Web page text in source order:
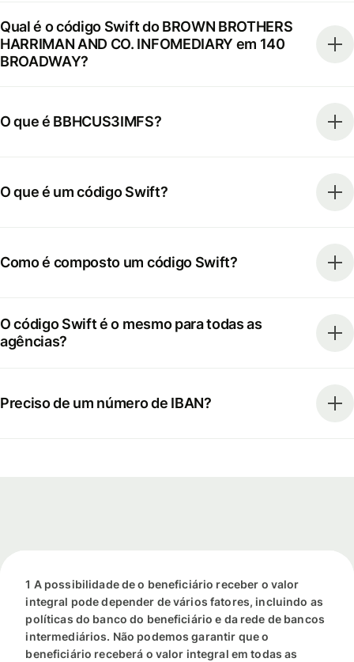
Qual é o código Swift do BROWN BROTHERS
HARRIMAN AND CO. INFOMEDIARY em 140
BROADWAY?
O que é BBHCUS3IMFS?
O que é um código Swift?
Como é composto um código Swift?
O código Swift é o mesmo para todas as
agências?
Preciso de um número de IBAN?
1 A possibilidade de o beneficiário receber o valor
integral pode depender de vários fatores, incluindo as
políticas do banco do beneficiário e da rede de bancos
intermediários. Não podemos garantir que o
beneficiário receberá o valor integral em todas as